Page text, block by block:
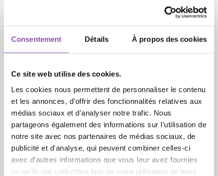
Consentement Détails À propos des cookies
Ce site web utilise des cookies.
Les cookies nous permettent de personnaliser le contenu
et les annonces, d'offrir des fonctionnalités relatives aux
médias sociaux et d'analyser notre trafic. Nous
partageons également des informations sur l'utilisation de
notre site avec nos partenaires de médias sociaux, de
publicité et d'analyse, qui peuvent combiner celles-ci
avec d'autres informations que vous leur avez fournies
ou qu'ils ont collectées lors de votre utilisation de leurs
européenne (COMECE), en partenariat avec la
Luxembourg School of Religion & Society (LSRS) a
: Quel rôle pour la Doctrine sociale de l’Église et les
La journée comprendra :
Session d’ouverture • Interventions de haut niveau
• Ateliers thématiques en sessions parallèles •
Séance plénière de synthèse • Conclusion
spirituelle